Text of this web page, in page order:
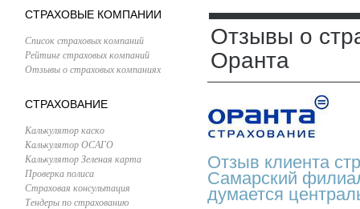
СТРАХОВЫЕ КОМПАНИИ
Список страховых компаний
Рейтинг страховых компаний
Отзывы о страховых компаниях
СТРАХОВАНИЕ
Калькулятор каско
Калькулятор ОСАГО
Калькулятор Зеленая карта
Проверка полиса
Страховая консультация
Тендеры по страхованию
Отзывы о
Оранта
Отзыв клиента
Самарский
думается